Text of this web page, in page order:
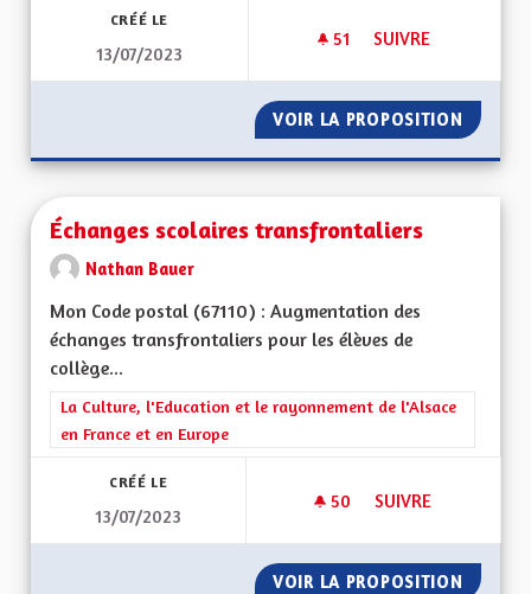
CRÉÉ LE
13/07/2023
51 51 ABONNÉS
SUIVRE
VOIR LA PROPOSITION
Échanges scolaires transfrontaliers
Nathan Bauer
Mon Code postal (67110) : Augmentation des
échanges transfrontaliers pour les élèves de
collège...
Filtrer les résultats de la catégorie : La Culture, l'Education et
La Culture, l'Education et le rayonnement de l'Alsace
en France et en Europe
CRÉÉ LE
13/07/2023
50 50 ABONNÉS
SUIVRE
VOIR LA PROPOSITION